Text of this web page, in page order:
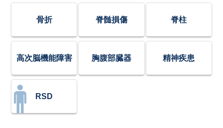
骨折 脊髄損傷 脊柱
高次脳機能障害 胸腹部臓器 精神疾患
RSD